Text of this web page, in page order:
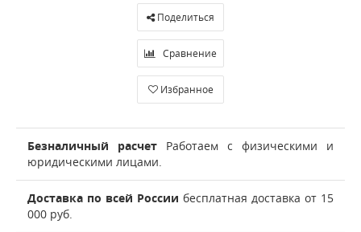
Поделиться
Сравнение
Избранное
Безналичный расчет Работаем с физическими и
юридическими лицами.
Доставка по всей России бесплатная доставка от 15
000 руб.